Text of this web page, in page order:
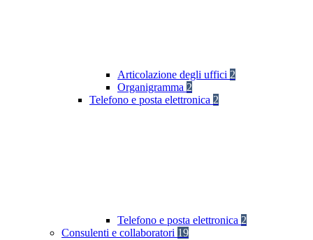
Articolazione degli uffici 2
Organigramma 2
Telefono e posta elettronica 2
Telefono e posta elettronica 2
Consulenti e collaboratori 19